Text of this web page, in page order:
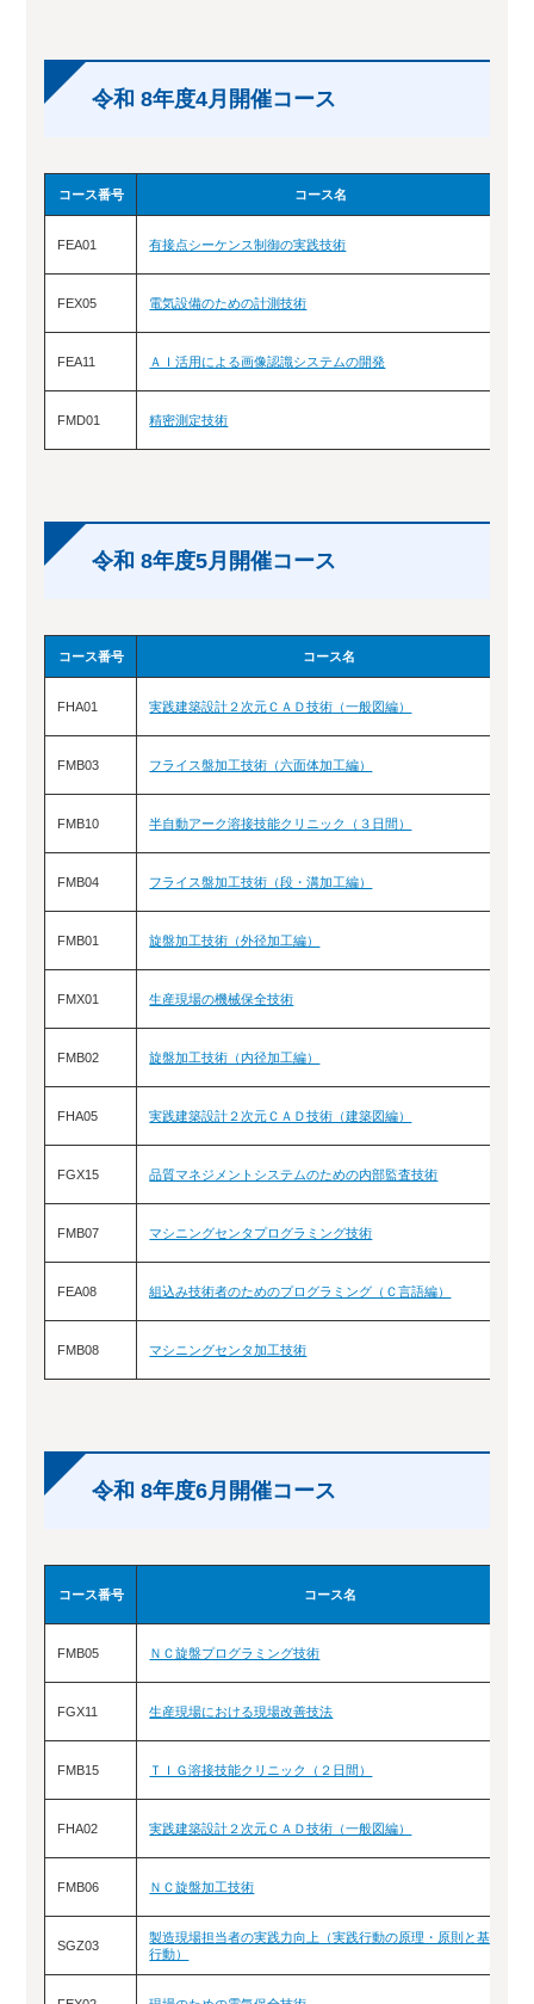
令和 8年度4月開催コース
コース番号 コース名
FEA01 有接点シーケンス制御の実践技術
FEX05 電気設備のための計測技術
FEA11 ＡＩ活用による画像認識システムの開発
FMD01 精密測定技術
令和 8年度5月開催コース
コース番号 コース名
FHA01 実践建築設計２次元ＣＡＤ技術（一般図編）
FMB03 フライス盤加工技術（六面体加工編）
FMB10 半自動アーク溶接技能クリニック（３日間）
FMB04 フライス盤加工技術（段・溝加工編）
FMB01 旋盤加工技術（外径加工編）
FMX01 生産現場の機械保全技術
FMB02 旋盤加工技術（内径加工編）
FHA05 実践建築設計２次元ＣＡＤ技術（建築図編）
FGX15 品質マネジメントシステムのための内部監査技術
FMB07 マシニングセンタプログラミング技術
FEA08 組込み技術者のためのプログラミング（Ｃ言語編）
FMB08 マシニングセンタ加工技術
令和 8年度6月開催コース
コース番号 コース名
FMB05 ＮＣ旋盤プログラミング技術
FGX11 生産現場における現場改善技法
FMB15 ＴＩＧ溶接技能クリニック（２日間）
FHA02 実践建築設計２次元ＣＡＤ技術（一般図編）
FMB06 ＮＣ旋盤加工技術
SGZ03
製造現場担当者の実践力向上（実践行動の原理・原則と基本
行動）